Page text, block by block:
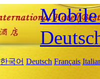
Mobile
한국어 Deutsch Français